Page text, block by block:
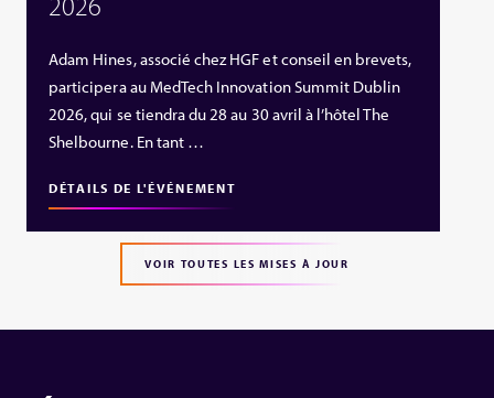
Adam Hines, associé chez HGF et conseil en brevets,
participera au MedTech Innovation Summit Dublin
2026, qui se tiendra du 28 au 30 avril à l’hôtel The
Shelbourne. En tant …
DÉTAILS DE L'ÉVÉNEMENT
VOIR TOUTES LES MISES À JOUR